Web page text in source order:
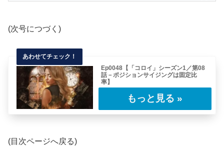
(次号につづく)
Ep0048【「コロイ」シーズン1／第08
話－ポジションサイジングは固定比
率】
時間軸は何ですか？□8時間足ですね。■珍
(目次ページへ戻る)